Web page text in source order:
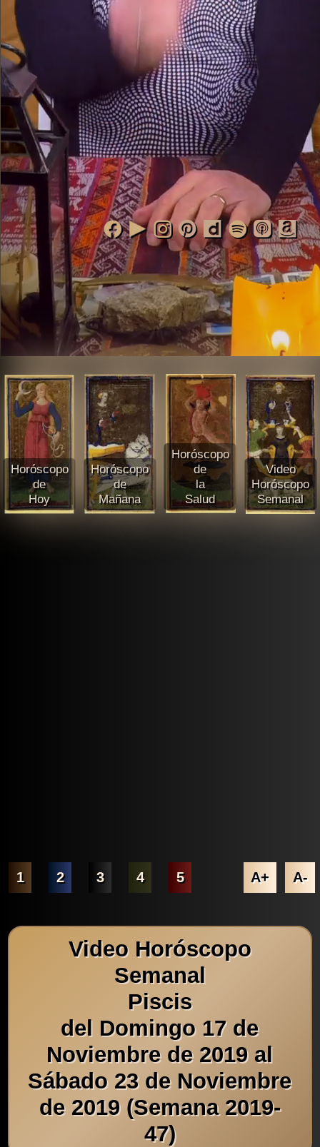
Horóscopo
de
Hoy
Horóscopo
de
Mañana
Horóscopo
de
la
Salud
Video
Horóscopo
Semanal
1 2 3 4 5 A+ A-
Video Horóscopo
Semanal
Piscis
del Domingo 17 de
Noviembre de 2019 al
Sábado 23 de Noviembre
de 2019 (Semana 2019-
47)